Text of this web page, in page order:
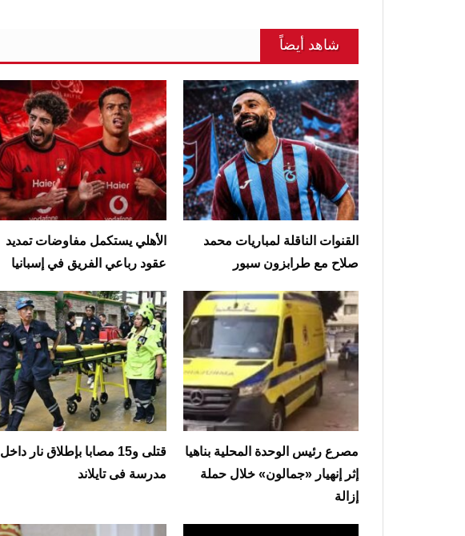
شاهد أيضاً
القنوات الناقلة لمباريات محمد
صلاح مع طرابزون سبور
الأهلي يستكمل مفاوضات تمديد
عقود رباعي الفريق في إسبانيا
مصرع رئيس الوحدة المحلية بناهيا
إثر إنهيار «جمالون» خلال حملة
إزالة
قتلى و15 مصابا بإطلاق نار داخل
مدرسة فى تايلاند